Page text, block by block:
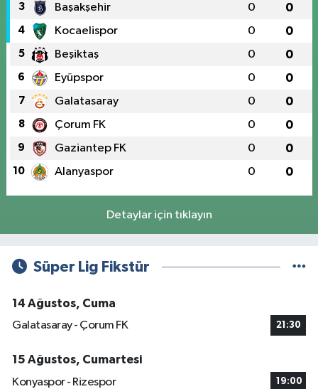
3 Başakşehir 0 0
4 Kocaelispor 0 0
5 Beşiktaş 0 0
6 Eyüpspor 0 0
7 Galatasaray 0 0
8 Çorum FK 0 0
9 Gaziantep FK 0 0
10 Alanyaspor 0 0
Detaylar için tıklayın
Süper Lig Fikstür
14 Ağustos, Cuma
Galatasaray - Çorum FK
21:30
15 Ağustos, Cumartesi
Konyaspor - Rizespor
19:00